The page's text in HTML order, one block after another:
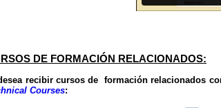
DE FORMACIÓN RELACIONADOS:
recibir cursos de formación relacionados
Courses: